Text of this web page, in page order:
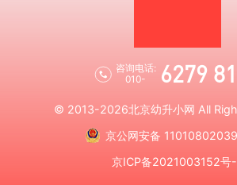
咨询电话:
010-
6279
© 2013-2026北京幼升小网 All
京公网安备
京ICP备2021003152号